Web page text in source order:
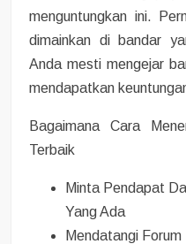
menguntungkan ini.
dimainkan di bandar
Anda mesti mengejar
mendapatkan
Bagaimana Cara
Terbaik
Minta Pendapat
Yang Ada
Mendatangi